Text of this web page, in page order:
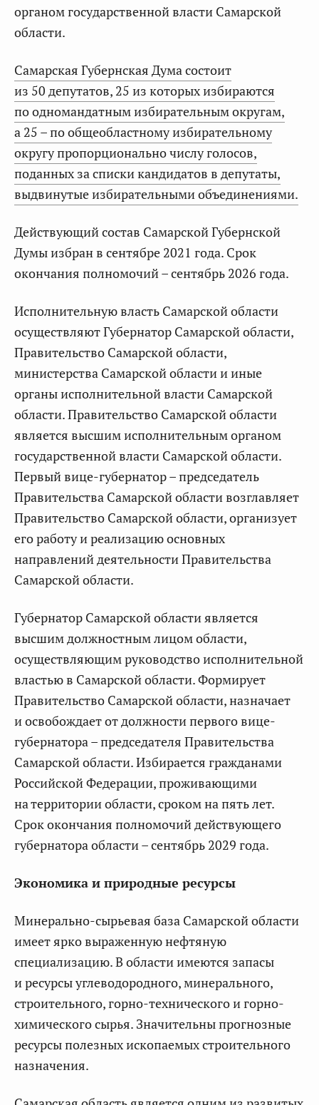
органом государственной власти Самарской
области.
Самарская Губернская Дума состоит
из 50 депутатов, 25 из которых избираются
по одномандатным избирательным округам,
а 25 – по общеобластному избирательному
округу пропорционально числу голосов,
поданных за списки кандидатов в депутаты,
выдвинутые избирательными объединениями.
Действующий состав Самарской Губернской
Думы избран в сентябре 2021 года. Срок
окончания полномочий – сентябрь 2026 года.
Исполнительную власть Самарской области
осуществляют Губернатор Самарской области,
Правительство Самарской области,
министерства Самарской области и иные
органы исполнительной власти Самарской
области. Правительство Самарской области
является высшим исполнительным органом
государственной власти Самарской области.
Первый вице-губернатор – председатель
Правительства Самарской области возглавляет
Правительство Самарской области, организует
его работу и реализацию основных
направлений деятельности Правительства
Самарской области.
Губернатор Самарской области является
высшим должностным лицом области,
осуществляющим руководство исполнительной
властью в Самарской области. Формирует
Правительство Самарской области, назначает
и освобождает от должности первого вице-
губернатора – председателя Правительства
Самарской области. Избирается гражданами
Российской Федерации, проживающими
на территории области, сроком на пять лет.
Срок окончания полномочий действующего
губернатора области – сентябрь 2029 года.
Экономика и природные ресурсы
Минерально-сырьевая база Самарской области
имеет ярко выраженную нефтяную
специализацию. В области имеются запасы
и ресурсы углеводородного, минерального,
строительного, горно-технического и горно-
химического сырья. Значительны прогнозные
ресурсы полезных ископаемых строительного
назначения.